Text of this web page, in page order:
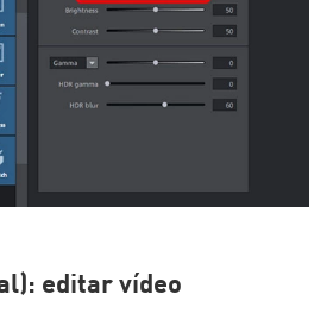
editar vídeo